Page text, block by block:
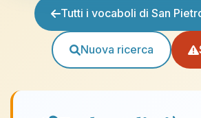
Tutti i vocaboli di San
Nuova ricerca